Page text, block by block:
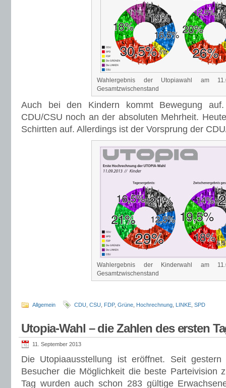
Wahlergebnis der Utopiawahl am
Gesamtzwischenstand
Auch bei den Kindern kommt Bewegung
CDU/CSU noch an der absoluten Mehrheit.
Schirtten auf. Allerdings ist der Vorsprung der
Wahlergebnis der Kinderwahl am
Gesamtzwischenstand
CSU,FDP,Grüne,Hochrechnung,LINKE,SPD
Utopia-Wahl – die Zahlen des ersten
Die Utopiaausstellung ist eröffnet. Seit
Besucher die Möglichkeit die beste Parteivision
Tag wurden auch schon 283 gültige
Auch Kinder können auf einem separaten
gestern auch 48 Kinder genutzt. Die Ergebnisse
den Erwachsenen führt die SPD mit 22,25 %,
gefolgt von CSU 18,36 %, CDU 18,01, Linke